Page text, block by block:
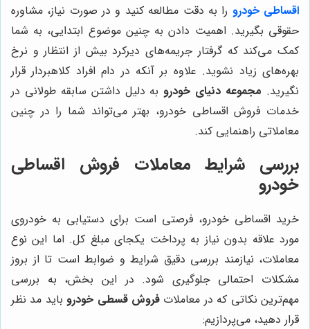
اقساطی خودرو را به دقت مطالعه کنید و در صورت نیاز، مشاوره
حقوقی بگیرید. اهمیت دادن به چنین موضوع ابتدایی، به شما
کمک می‌کند که گرفتار جریمه‌های دیرکرد بیش از انتظار و نرخ
بهره‌های زیاد نشوید. علاوه بر آنکه در دام افراد کلاهبردار قرار
نگیرید. مجموعه دنیای خودروبه دلیل داشتن سابقه طولانی در
خدمات فروش اقساطی خودرو، بهتر می‌تواند شما را در چنین
معاملاتی راهنمایی کند.
بررسی شرایط معاملات فروش اقساطی
خودرو
خرید اقساطی خودرو، فرصتی است برای دستیابی به خودروی
مورد علاقه بدون نیاز به پرداخت یکجای مبلغ کل. اما این نوع
معاملات، نیازمند بررسی دقیق شرایط و ضوابط است تا از بروز
مشکلات احتمالی جلوگیری شود. در این بخش، به بررسی
مهم‌ترین نکاتی که در معاملات فروش قسطی خودرو باید مد نظر
قرار دهید، می‌پردازیم: